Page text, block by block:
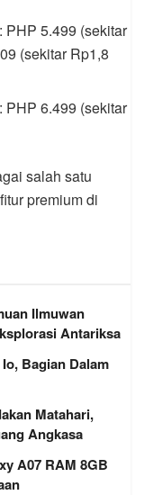
: PHP 5.499 (sekitar
(sekitar Rp1,8
: PHP 6.499 (sekitar
salah satu
premium di
Ilmuwan
Antariksa
Bagian Dalam
Matahari,
Angkasa
A07 RAM 8GB